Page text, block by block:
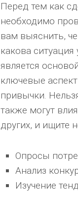
Перед тем как
необходимо
вам выяснить,
какова
является
ключевые
привычки.
также могут
других, и ищите
Опросы
Анализ
Изучение